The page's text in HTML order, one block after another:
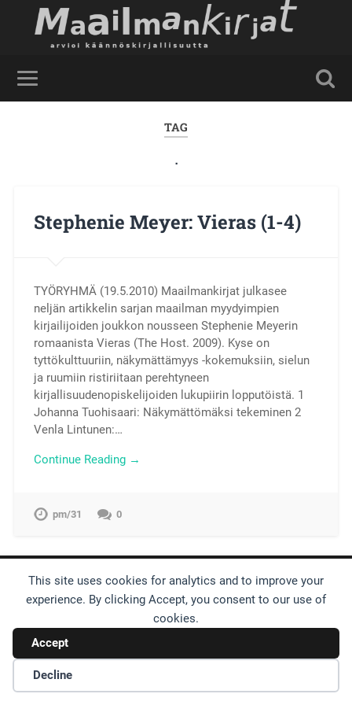
This site uses cookies for analytics and to improve your
experience. By clicking Accept, you consent to our use of
cookies.
Accept
Decline
TAG
.
Stephenie Meyer: Vieras (1-4)
TYÖRYHMÄ (19.5.2010) Maailmankirjat julkasee
neljän artikkelin sarjan maailman myydyimpien
kirjailijoiden joukkon nousseen Stephenie Meyerin
romaanista Vieras (The Host. 2009). Kyse on
tyttökulttuuriin, näkymättämyys -kokemuksiin, sielun
ja ruumiin ristiriitaan perehtyneen
kirjallisuudenopiskelijoiden lukupiirin lopputöistä. 1
Johanna Tuohisaari: Näkymättömäksi tekeminen 2
Venla Lintunen:…
Continue Reading →
pm/31 0
© 2026 UP ↑